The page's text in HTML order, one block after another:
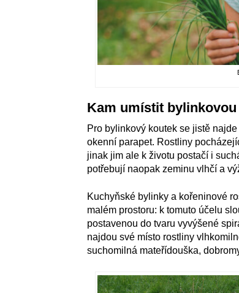
Kam umístit bylinkovou
Pro bylinkový koutek se jistě
okenní parapet. Rostliny
jinak jim ale k životu postačí i
potřebují naopak zeminu vlhčí a
Kuchyňské bylinky a kořeninové
malém prostoru: k tomuto účelu
postavenou do tvaru vyvýšené
najdou své místo rostliny
suchomilná mateřídouška,